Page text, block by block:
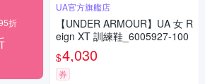
折
UA官方旗艦店
【UNDER ARMOUR】UA 女 R
eign XT 訓練鞋_6005927-100
$4,030
券